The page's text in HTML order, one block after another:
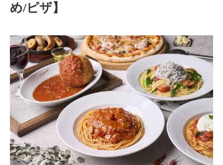
め/ピザ】